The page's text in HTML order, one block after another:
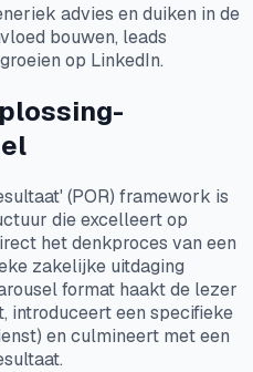
advies en duiken in de
bouwen, leads
op LinkedIn.
(POR) framework is
die excelleert op
het denkproces van een
zakelijke uitdaging
format haakt de lezer
introduceert een specifieke
en culmineert met een